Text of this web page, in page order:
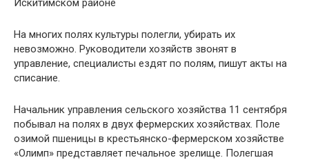
На многих полях культуры полегли, убирать их
невозможно. Руководители хозяйств звонят в
управление, специалисты ездят по полям, пишут акты на
списание.
Начальник управления сельского хозяйства 11 сентября
побывал на полях в двух фермерских хозяйствах. Поле
озимой пшеницы в крестьянско-фермерском хозяйстве
«Олимп» представляет печальное зрелище. Полегшая